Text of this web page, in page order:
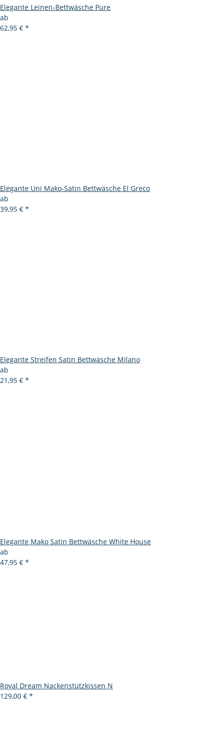
Elegante Leinen-Bettwäsche Pure
ab
62,95 € *
Elegante Uni Mako-Satin Bettwäsche El Greco
ab
39,95 € *
Elegante Streifen Satin Bettwäsche Milano
ab
21,95 € *
Elegante Mako Satin Bettwäsche White House
ab
47,95 € *
Royal Dream Nackenstützkissen N
129,00 € *